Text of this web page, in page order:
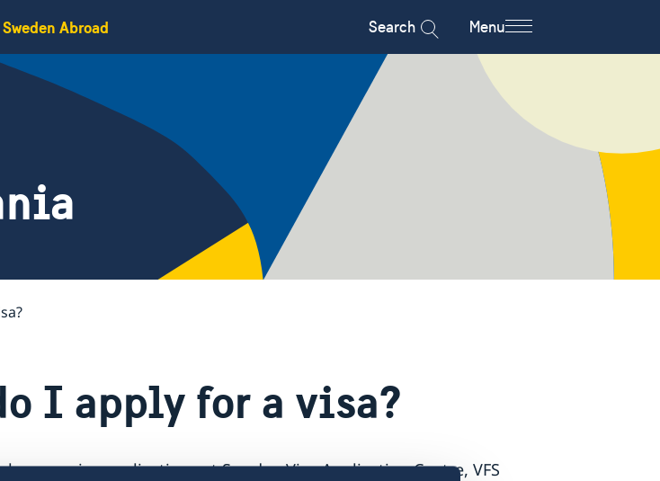
Sweden Abroad Search Menu
I apply for a visa?
visa applications at Sweden Visa Application Centre, VFS